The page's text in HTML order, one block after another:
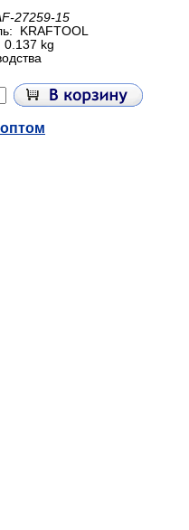
27259-15
KRAFTOOL
0.137 kg